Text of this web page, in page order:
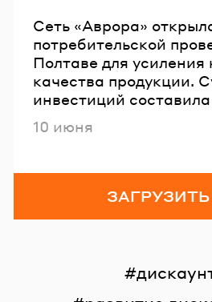
Сеть «Аврора»
потребительской
Полтаве для усиления
качества продукции.
инвестиций
Опубликовано
10 июня